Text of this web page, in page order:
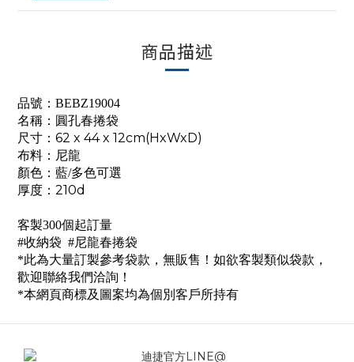
商品描述
品號：BEBZ19004
名稱： 圓孔春捲袋
尺寸：62 x 44 x 12cm(HxWxD)
布料：尼龍
顏色：藍/多色可選
厚度：210d
客製300個起訂量
#收納袋 #尼龍春捲袋
*此為大量訂製參考袋款，無販售！如欲客製類似袋款，
歡迎聯絡我們洽詢！
*本網頁商標及圖案均為個別客戶所持有